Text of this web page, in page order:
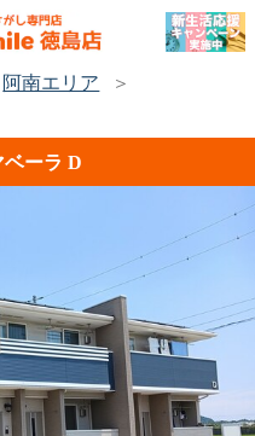
阿南エリア
ベーラ D